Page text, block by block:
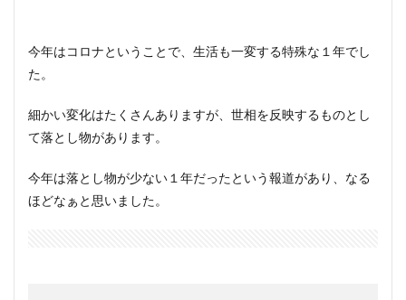
今年はコロナということで、生活も一変する特殊な１年でし
た。
細かい変化はたくさんありますが、世相を反映するものとし
て落とし物があります。
今年は落とし物が少ない１年だったという報道があり、なる
ほどなぁと思いました。